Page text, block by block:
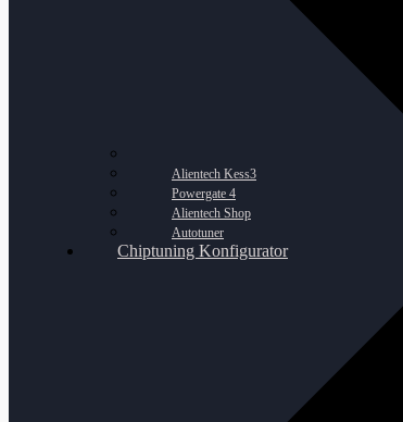
Alientech Kess3
Powergate 4
Alientech Shop
Autotuner
Chiptuning Konfigurator